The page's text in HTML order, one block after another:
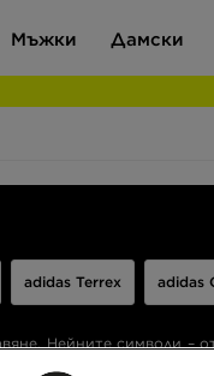
Мъжки Дамски
Нейните символи –
марка adidas.
adidas Terrex adidas